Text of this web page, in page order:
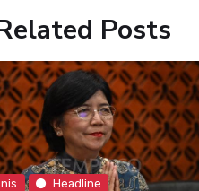
Posts
Headline